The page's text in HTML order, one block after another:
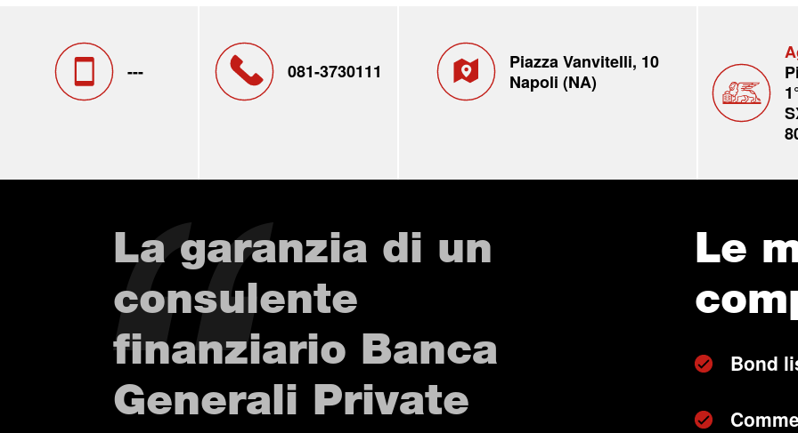
--- 081-3730111
Piazza Vanvitelli, 10
Napoli (NA)
La garanzia di un
consulente
finanziario Banca
Generali Private
Le
Bond